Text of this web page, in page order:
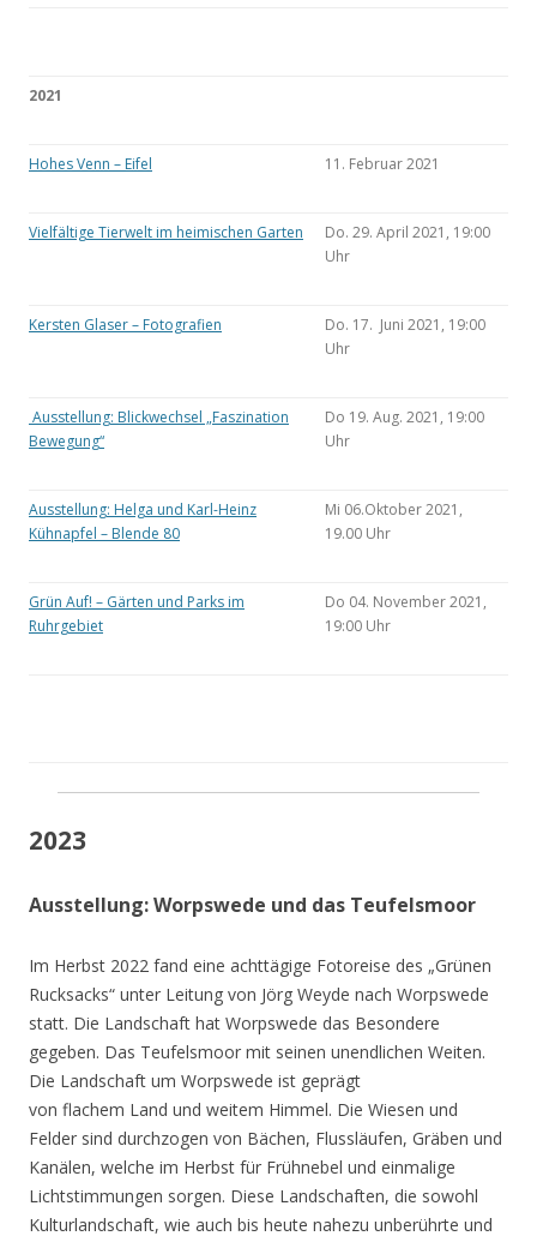
2021
Hohes Venn – Eifel 11. Februar 2021
Vielfältige Tierwelt im heimischen Garten
Do. 29. April 2021, 19:00
Uhr
Kersten Glaser – Fotografien
Do. 17. Juni 2021, 19:00
Uhr
Ausstellung: Blickwechsel „Faszination
Bewegung“
Do 19. Aug. 2021, 19:00
Uhr
Ausstellung: Helga und Karl-Heinz
Kühnapfel – Blende 80
Mi 06.Oktober 2021,
19.00 Uhr
Grün Auf! – Gärten und Parks im
Ruhrgebiet
Do 04. November 2021,
19:00 Uhr
2023
Ausstellung: Worpswede und das Teufelsmoor
Im Herbst 2022 fand eine achttägige Fotoreise des „Grünen
Rucksacks“ unter Leitung von Jörg Weyde nach Worpswede
statt. Die Landschaft hat Worpswede das Besondere
gegeben. Das Teufelsmoor mit seinen unendlichen Weiten.
Die Landschaft um Worpswede ist geprägt
von flachem Land und weitem Himmel. Die Wiesen und
Felder sind durchzogen von Bächen, Flussläufen, Gräben und
Kanälen, welche im Herbst für Frühnebel und einmalige
Lichtstimmungen sorgen. Diese Landschaften, die sowohl
Kulturlandschaft, wie auch bis heute nahezu unberührte und